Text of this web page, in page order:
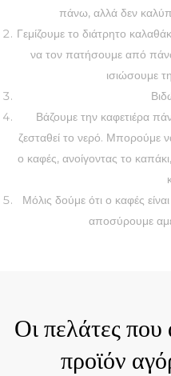
πάνω, αλλά δεν
Γεμίζουμε το διάτρητο
να τον πατήσουμε από
ισιώσουμε
Βάζουμε την καφετιέρα
ζεσταθεί το νερό. Μπορούμε να
ο καφές, ανοίγοντας το
Μόλις δούμε ότι ο καφές
αποσύρουμε
Οι πελάτες
προϊόν